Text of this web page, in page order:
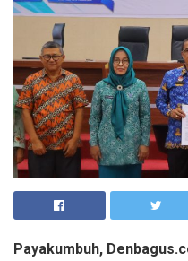
Payakumbuh,